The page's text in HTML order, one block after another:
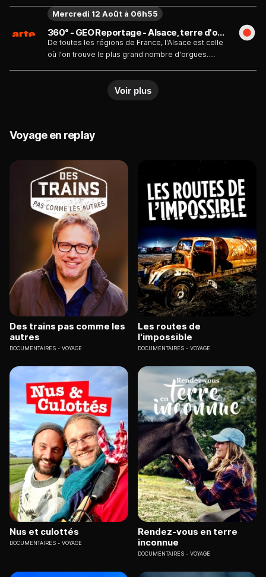
360° - GEO Reportage - Alsace, terre d'orgues - Émission du mercredi 12 août
De toutes les régions de France, l'Alsace est celle
où l'on trouve le plus grand nombre d'orgues.
manufactures les plus anciennes.
Mercredi 12 Août à 06h55
Voir plus
Voyage en replay
Des trains pas comme les
autres
DOCUMENTAIRES VOYAGE
Les routes de
l'impossible
DOCUMENTAIRES VOYAGE
Nus et culottés
DOCUMENTAIRES VOYAGE
Rendez-vous en terre
inconnue
DOCUMENTAIRES VOYAGE